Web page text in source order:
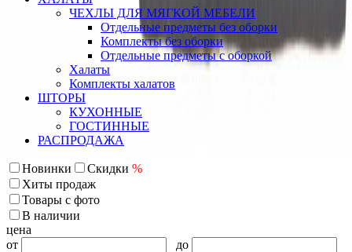
ЧЕХЛЫ ДЛЯ МЯГКОЙ МЕБЕЛИ
Отдельные предметы без оборки
Комплекты без оборки
Отдельные предметы с оборкой
Халаты
Комплекты халатов
ШТОРЫ
КУХОННЫЕ
ГОСТИННЫЕ
РАСПРОДАЖА
Новинки Скидки %
Хиты продаж
Товары с фото
В наличии
цена
от
до